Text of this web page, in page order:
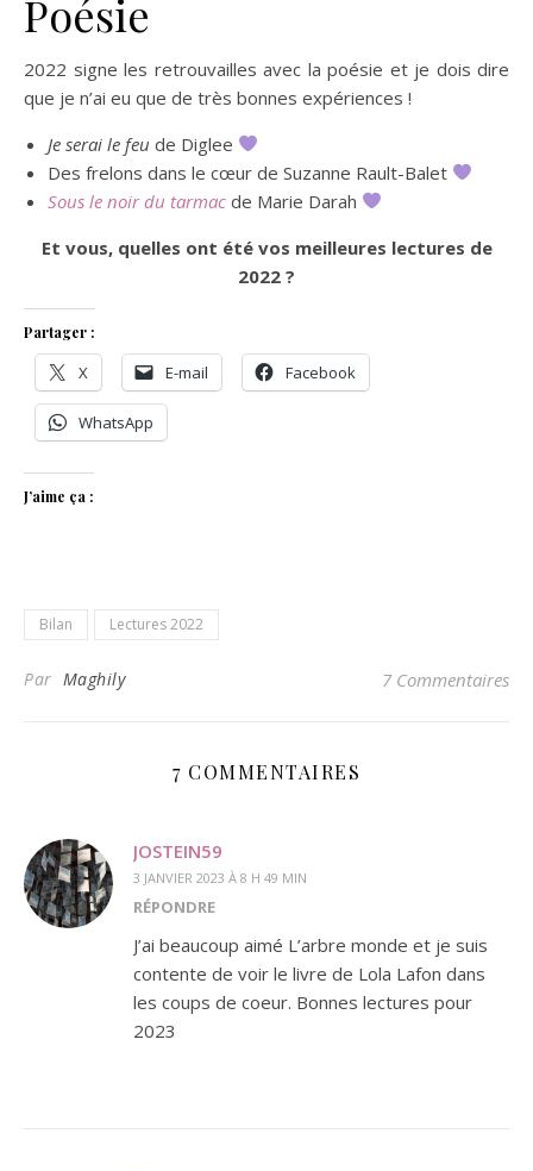
Poésie
2022 signe les retrouvailles avec la poésie et je dois dire
que je n’ai eu que de très bonnes expériences !
Je serai le feu de Diglee
Des frelons dans le cœur de Suzanne Rault-Balet
Sous le noir du tarmac de Marie Darah
Et vous, quelles ont été vos meilleures lectures de
2022 ?
Partager :
X E-mail Facebook
WhatsApp
J’aime ça :
Bilan Lectures 2022
Par Maghily 7 Commentaires
7 COMMENTAIRES
JOSTEIN59
3 JANVIER 2023 À 8 H 49 MIN
RÉPONDRE
J’ai beaucoup aimé L’arbre monde et je suis
contente de voir le livre de Lola Lafon dans
les coups de coeur. Bonnes lectures pour
2023